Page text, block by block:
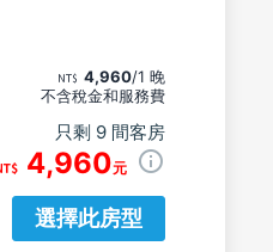
4,960/1 晚
不含稅金和服務費
只剩 9 間客房
4,960元
選擇此房型